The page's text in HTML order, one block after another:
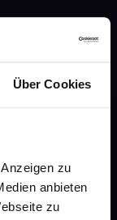
Über Cookies
zu
anbieten
zu